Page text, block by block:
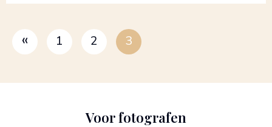
« 1 2 3
Voor fotografen